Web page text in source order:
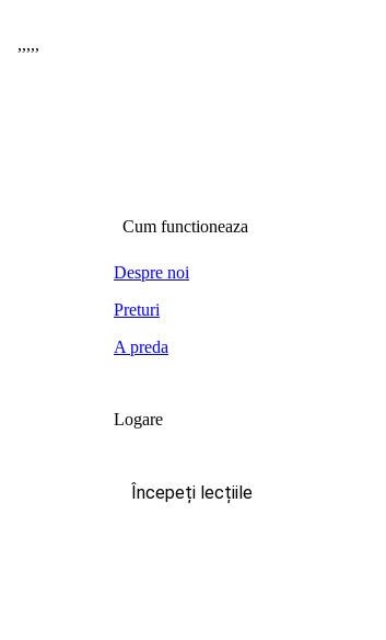
,,,,,
Cum functioneaza
Despre noi
Preturi
A preda
Logare
Începeți lecțiile